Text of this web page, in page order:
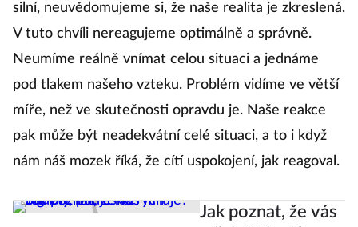
silní, neuvědomujeme si, že naše realita je zkreslená.
V tuto chvíli nereagujeme optimálně a správně.
Neumíme reálně vnímat celou situaci a jednáme
pod tlakem našeho vzteku. Problém vidíme ve větší
míře, než ve skutečnosti opravdu je. Naše reakce
pak může být neadekvátní celé situaci, a to i když
nám náš mozek říká, že cítí uspokojení, jak reagoval.
Jak poznat, že vás